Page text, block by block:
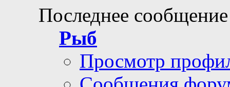
Последнее
Рыб
Просмотр